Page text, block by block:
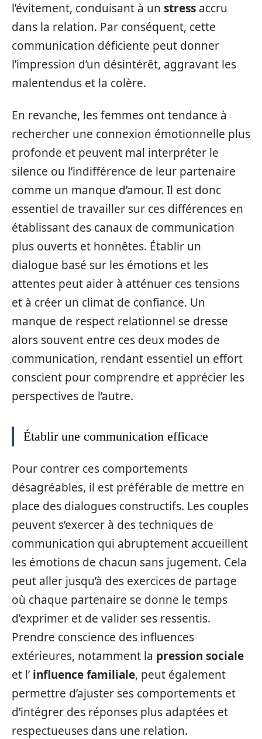
l’évitement, conduisant à un stress accru
dans la relation. Par conséquent, cette
communication déficiente peut donner
l’impression d’un désintérêt, aggravant les
malentendus et la colère.
En revanche, les femmes ont tendance à
rechercher une connexion émotionnelle plus
profonde et peuvent mal interpréter le
silence ou l’indifférence de leur partenaire
comme un manque d’amour. Il est donc
essentiel de travailler sur ces différences en
établissant des canaux de communication
plus ouverts et honnêtes. Établir un
dialogue basé sur les émotions et les
attentes peut aider à atténuer ces tensions
et à créer un climat de confiance. Un
manque de respect relationnel se dresse
alors souvent entre ces deux modes de
communication, rendant essentiel un effort
conscient pour comprendre et apprécier les
perspectives de l’autre.
Établir une communication efficace
Pour contrer ces comportements
désagréables, il est préférable de mettre en
place des dialogues constructifs. Les couples
peuvent s’exercer à des techniques de
communication qui abruptement accueillent
les émotions de chacun sans jugement. Cela
peut aller jusqu’à des exercices de partage
où chaque partenaire se donne le temps
d’exprimer et de valider ses ressentis.
Prendre conscience des influences
extérieures, notamment la pression sociale
et l’ influence familiale, peut également
permettre d’ajuster ses comportements et
d’intégrer des réponses plus adaptées et
respectueuses dans une relation.